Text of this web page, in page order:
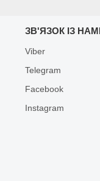
ЗВ'ЯЗОК ІЗ
Viber
Telegram
Facebook
Іnstagram